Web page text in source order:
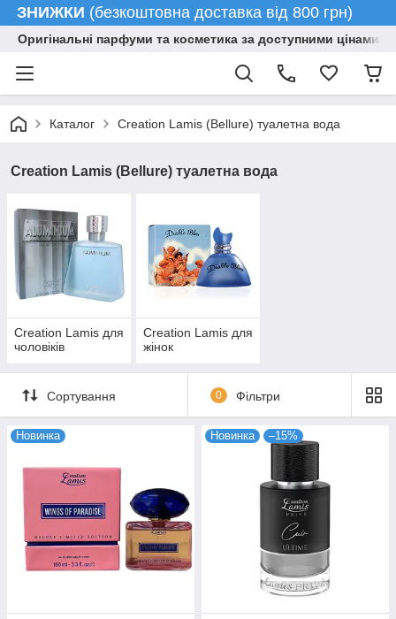
ЗНИЖКИ (безкоштовна доставка від 800 грн)
Оригінальні парфуми та косметика за доступними цінами
Каталог Creation Lamis (Bellure) туалетна вода
Creation Lamis (Bellure) туалетна вода
Creation Lamis для
чоловіків
Creation Lamis для
жінок
Сортування 0 Фільтри
Новинка Новинка –15%